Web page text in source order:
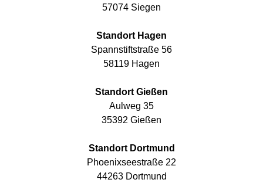
57074 Siegen
Standort Hagen
Spannstiftstraße 56
58119 Hagen
Standort Gießen
Aulweg 35
35392 Gießen
Standort Dortmund
Phoenixseestraße 22
44263 Dortmund